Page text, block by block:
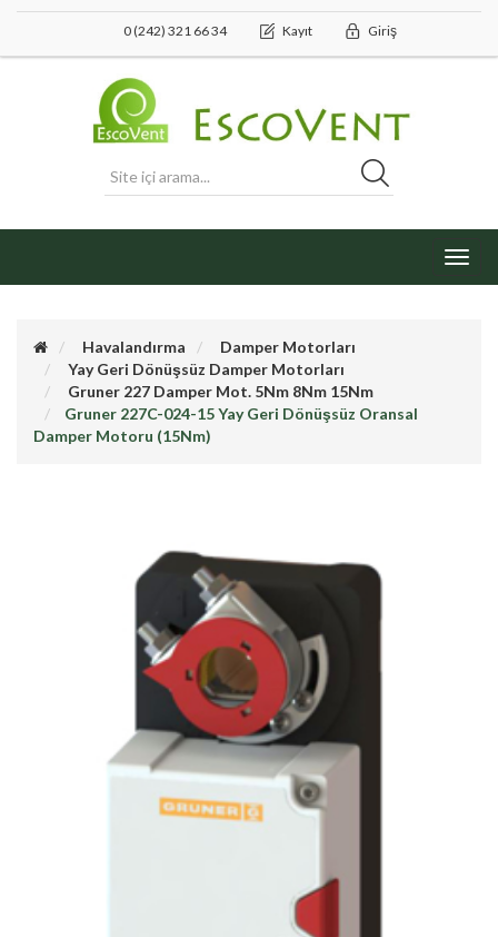
0 (242) 321 66 34 Kayıt Giriş
Havalandırma
Damper Motorları
Yay Geri Dönüşsüz Damper Motorları
Gruner 227 Damper Mot. 5Nm 8Nm 15Nm
Gruner 227C-024-15 Yay Geri Dönüşsüz Oransal
Damper Motoru (15Nm)